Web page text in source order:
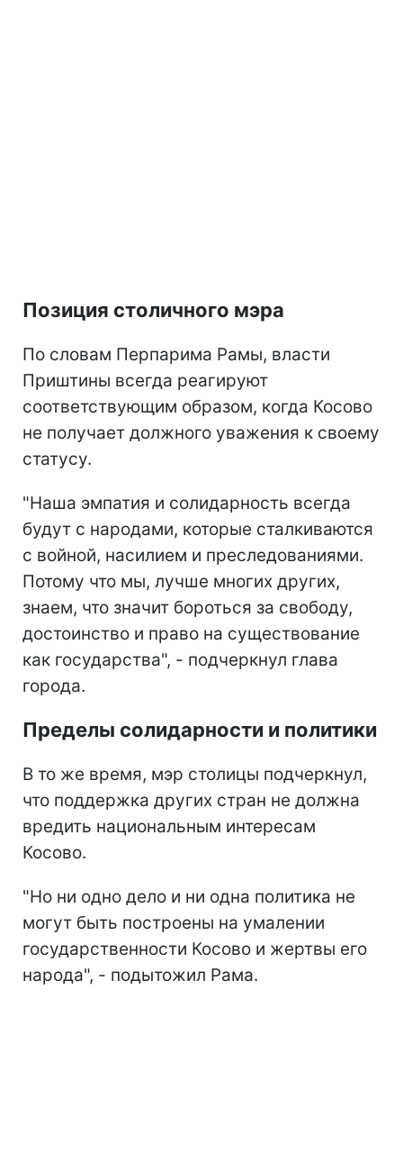
Позиция столичного мэра
По словам Перпарима Рамы, власти
Приштины всегда реагируют
соответствующим образом, когда Косово
не получает должного уважения к своему
статусу.
"Наша эмпатия и солидарность всегда
будут с народами, которые сталкиваются
с войной, насилием и преследованиями.
Потому что мы, лучше многих других,
знаем, что значит бороться за свободу,
достоинство и право на существование
как государства", - подчеркнул глава
города.
Пределы солидарности и политики
В то же время, мэр столицы подчеркнул,
что поддержка других стран не должна
вредить национальным интересам
Косово.
"Но ни одно дело и ни одна политика не
могут быть построены на умалении
государственности Косово и жертвы его
народа", - подытожил Рама.